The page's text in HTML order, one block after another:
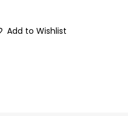
Add to Wishlist